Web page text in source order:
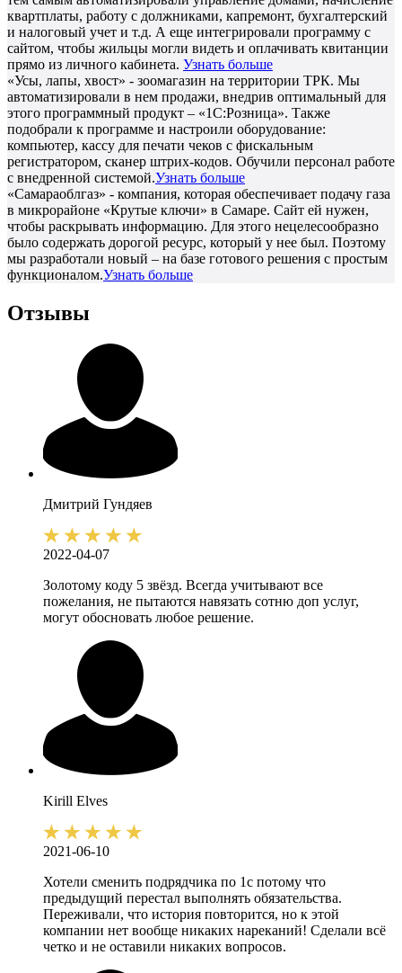
квартплаты, работу с должниками, капремонт, бухгалтерский
и налоговый учет и т.д. А еще интегрировали программу с
сайтом, чтобы жильцы могли видеть и оплачивать квитанции
прямо из личного кабинета. Узнать больше
«Усы, лапы, хвост» - зоомагазин на территории ТРК. Мы
автоматизировали в нем продажи, внедрив оптимальный для
этого программный продукт – «1С:Розница». Также
подобрали к программе и настроили оборудование:
компьютер, кассу для печати чеков с фискальным
регистратором, сканер штрих-кодов. Обучили персонал работе
с внедренной системой.Узнать больше
«Самараоблгаз» - компания, которая обеспечивает подачу газа
в микрорайоне «Крутые ключи» в Самаре. Сайт ей нужен,
чтобы раскрывать информацию. Для этого нецелесообразно
было содержать дорогой ресурс, который у нее был. Поэтому
мы разработали новый – на базе готового решения с простым
функционалом.Узнать больше
Отзывы
Дмитрий Гундяев
2022-04-07
Золотому коду 5 звёзд. Всегда учитывают все
пожелания, не пытаются навязать сотню доп услуг,
могут обосновать любое решение.
Kirill Elves
2021-06-10
Хотели сменить подрядчика по 1с потому что
предыдущий перестал выполнять обязательства.
Переживали, что история повторится, но к этой
компании нет вообще никаких нареканий! Сделали всё
четко и не оставили никаких вопросов.